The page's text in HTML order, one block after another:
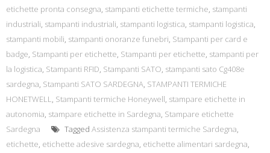
etichette pronta consegna, stampanti etichette termiche, stampanti
industriali, stampanti industriali, stampanti logistica, stampanti logistica,
stampanti mobili, stampanti onoranze funebri, Stampanti per card e
badge, Stampanti per etichette, Stampanti per etichette, stampanti per
la logistica, Stampanti RFID, Stampanti SATO, stampanti sato Cg408e
sardegna, Stampanti SATO SARDEGNA, STAMPANTI TERMICHE
HONETWELL, Stampanti termiche Honeywell, stampare etichette in
autonomia, stampare etichette in Sardegna, Stampare etichette
Sardegna
Tagged Assistenza stampanti termiche Sardegna,
etichette, etichette adesive sardegna, etichette alimentari sardegna,